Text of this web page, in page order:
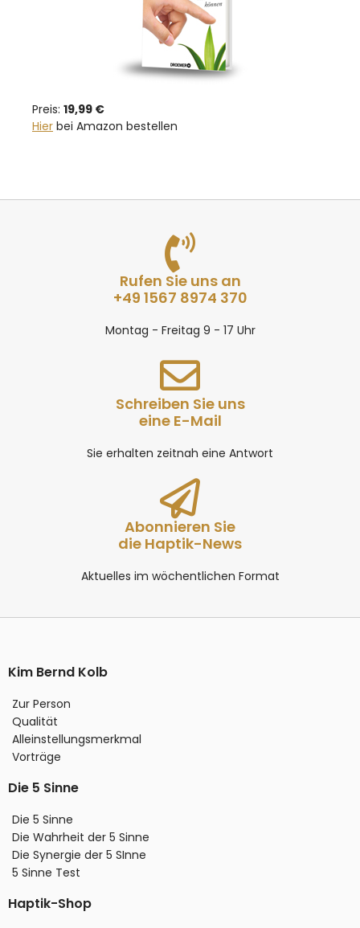
Preis: 19,99 €
Hier bei Amazon bestellen
Rufen Sie uns an
+49 1567 8974 370
Montag - Freitag 9 - 17 Uhr
Schreiben Sie uns
eine E-Mail
Sie erhalten zeitnah eine Antwort
Abonnieren Sie
die Haptik-News
Aktuelles im wöchentlichen Format
Kim Bernd Kolb
Zur Person
Qualität
Alleinstellungsmerkmal
Vorträge
Die 5 Sinne
Die 5 Sinne
Die Wahrheit der 5 Sinne
Die Synergie der 5 SInne
5 Sinne Test
Haptik-Shop